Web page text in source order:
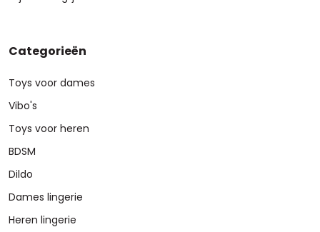
Categorieën
Toys voor dames
Vibo's
Toys voor heren
BDSM
Dildo
Dames lingerie
Heren lingerie